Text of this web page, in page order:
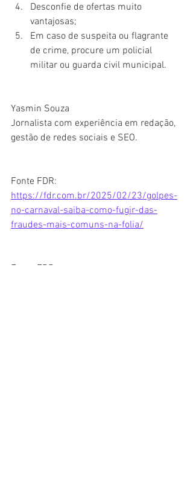
Desconfie de ofertas muito
vantajosas;
Em caso de suspeita ou flagrante
de crime, procure um policial
militar ou guarda civil municipal.
Yasmin Souza
Jornalista com experiência em redação,
gestão de redes sociais e SEO.
Fonte FDR:
https://fdr.com.br/2025/02/23/golpes-
no-carnaval-saiba-como-fugir-das-
fraudes-mais-comuns-na-folia/
Fonte FDR: